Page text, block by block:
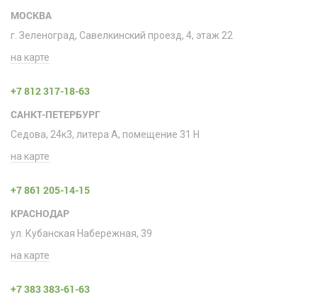
МОСКВА
г. Зеленоград, Савелкинский проезд, 4, этаж 22
на карте
+7 812 317-18-63
САНКТ-ПЕТЕРБУРГ
Седова, 24к3, литера А, помещение 31 H
на карте
+7 861 205-14-15
КРАСНОДАР
ул. Кубанская Набережная, 39
на карте
+7 383 383-61-63